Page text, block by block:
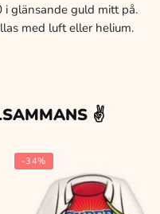
glänsande guld mitt på.
med luft eller helium.
✌️
-34%